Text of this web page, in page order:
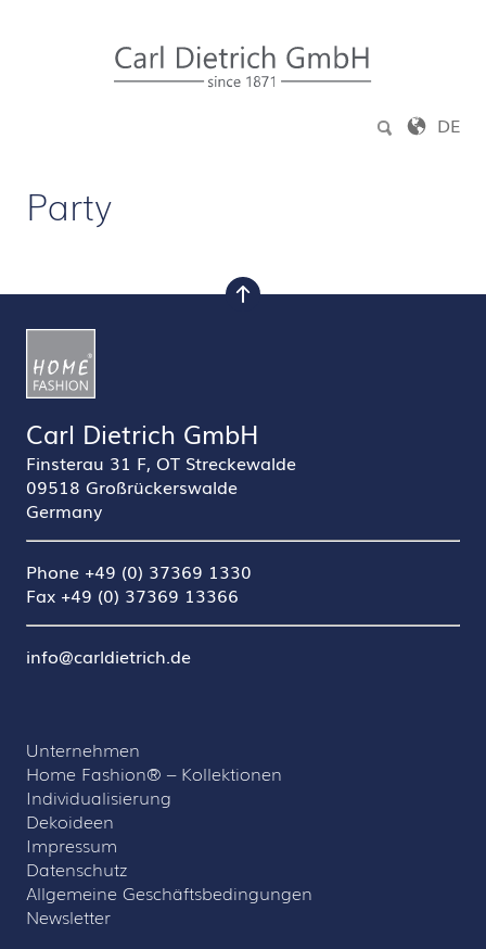
DE
Party
nach oben
Carl Dietrich GmbH
Finsterau 31 F, OT Streckewalde
09518 Großrückerswalde
Germany
Phone +49 (0) 37369 1330
Fax +49 (0) 37369 13366
info@carldietrich.de
Unternehmen
Home Fashion® – Kollektionen
Individualisierung
Dekoideen
Impressum
Datenschutz
Allgemeine Geschäftsbedingungen
Newsletter